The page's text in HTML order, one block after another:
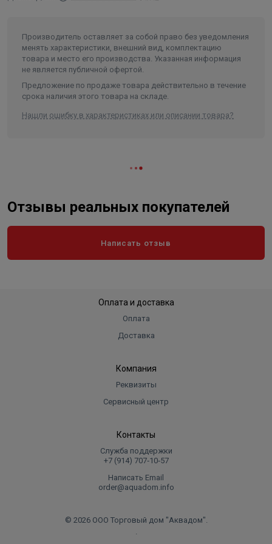
Производитель оставляет за собой право без уведомления
менять характеристики, внешний вид, комплектацию
товара и место его производства. Указанная информация
не является публичной офертой.
Предложение по продаже товара действительно в течение
срока наличия этого товара на складе.
Нашли ошибку в характеристиках или описании товара?
Отзывы реальных покупателей
Написать отзыв
Оплата и доставка
Оплата
Доставка
Компания
Реквизиты
Сервисный центр
Контакты
Служба поддержки
+7 (914) 707‑10‑57
Написать Email
order@aquadom.info
© 2026 ООО Торговый дом "Аквадом".
.